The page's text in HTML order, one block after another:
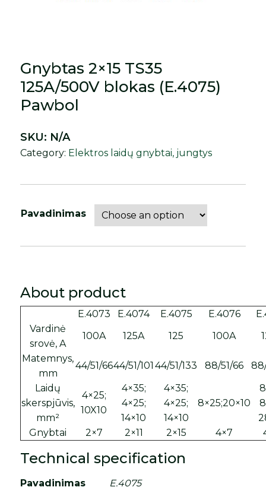
Gnybtas 2×15 TS35
125A/500V blokas (E.4075)
Pawbol
Pavadinimas
SKU: N/A
Category: Elektros laidų gnybtai, jungtys
About product
E.4073 E.4074 E.4075 E.4076
Vardinė
srovė, A
100A 125A 125 100A
Matemnys,
mm
44/51/6644/51/101 44/51/133 88/51/66
Laidų
skerspjūvis,
mm²
4×25;
10X10
4×35;
4×25;
14×10
4×35;
4×25;
14×10
8×25;20×10
Gnybtai
2×7 2×11 2×15 4×7
Technical specification
Pavadinimas E.4075